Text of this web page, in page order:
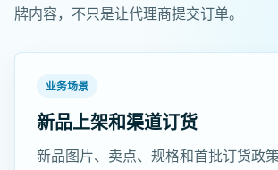
牌内容，不只是让代理商提交订单。
业务场景
新品上架和渠道订货
新品图片、卖点、规格和首批订货政策